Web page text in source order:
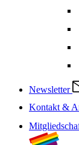
Newsletter
Kontakt &